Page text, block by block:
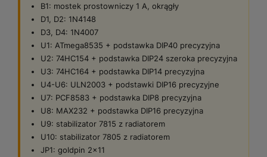
B1: mostek prostowniczy 1 A, okrągły
D1, D2: 1N4148
D3, D4: 1N4007
U1: ATmega8535 + podstawka DIP40 precyzyjna
U2: 74HC154 + podstawka DIP24 szeroka precyzyjna
U3: 74HC164 + podstawka DIP14 precyzyjna
U4-U6: ULN2003 + podstawki DIP16 precyzyjne
U7: PCF8583 + podstawka DIP8 precyzyjna
U8: MAX232 + podstawka DIP16 precyzyjna
U9: stabilizator 7815 z radiatorem
U10: stabilizator 7805 z radiatorem
JP1: goldpin 2×11